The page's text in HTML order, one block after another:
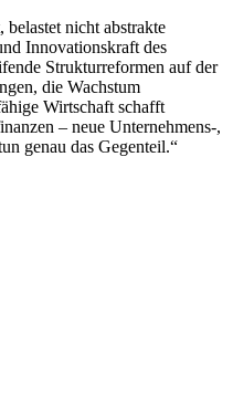
belastet nicht abstrakte
Innovationskraft des
Strukturreformen auf der
die Wachstum
Wirtschaft schafft
– neue Unternehmens-,
genau das Gegenteil.“